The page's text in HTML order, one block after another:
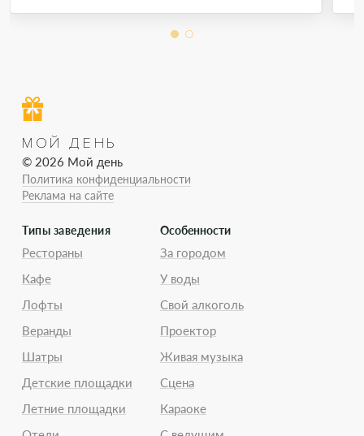
МОЙ ДЕНЬ
© 2026 Мой день
Политика конфиденциальности
Реклама на сайте
Типы заведения
Рестораны
Кафе
Лофты
Веранды
Шатры
Детские площадки
Летние площадки
Особенности
За городом
У воды
Свой алкоголь
Проектор
Живая музыка
Сцена
Караоке